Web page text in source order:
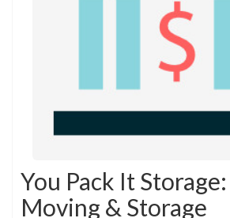
You Pack It
Moving & Storage